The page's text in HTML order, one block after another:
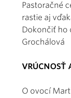
Pastoračné
rastie aj
Dokončiť ho
Grochálová
VRÚCNOSŤ
O ovocí